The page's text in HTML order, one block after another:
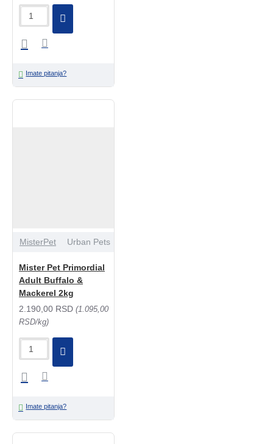
Imate pitanja?
MisterPet Urban Pets
Mister Pet Primordial
Adult Buffalo &
Mackerel 2kg
2.190,00 RSD (1.095,00
RSD/kg)
Imate pitanja?